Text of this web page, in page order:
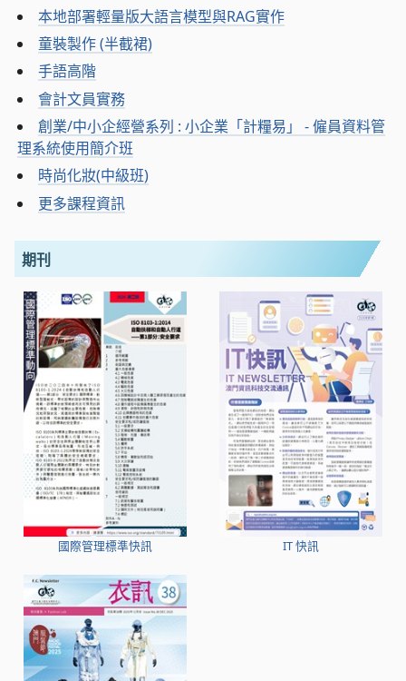
本地部署輕量版大語言模型與RAG實作
童裝製作 (半截裙)
手語高階
會計文員實務
創業/中小企經營系列 : 小企業「計糧易」 - 僱員資料管
理系統使用簡介班
時尚化妝(中級班)
更多課程資訊
期刊
國際管理標準快訊 IT 快訊